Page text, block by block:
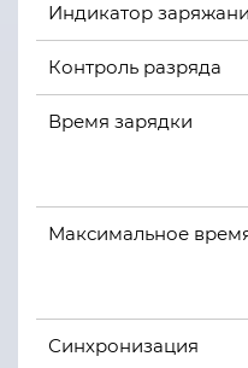
Индикатор
Контроль разряда
Время зарядки
Максимальное
Синхронизация